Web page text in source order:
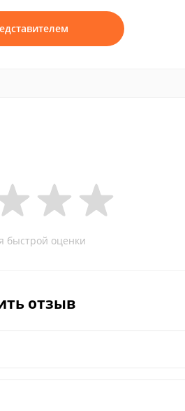
быстрой оценки
отзыв